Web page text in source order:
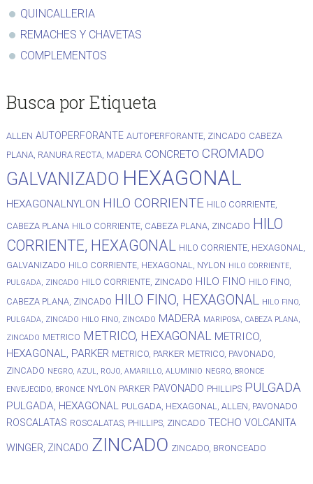
QUINCALLERIA
REMACHES Y CHAVETAS
COMPLEMENTOS
Busca por Etiqueta
ALLEN AUTOPERFORANTE AUTOPERFORANTE, ZINCADO CABEZA
PLANA, RANURA RECTA, MADERA CONCRETO CROMADO
GALVANIZADO HEXAGONAL
HEXAGONALNYLON HILO CORRIENTE HILO CORRIENTE,
CABEZA PLANA HILO CORRIENTE, CABEZA PLANA, ZINCADO HILO
CORRIENTE, HEXAGONAL
HILO CORRIENTE, HEXAGONAL,
GALVANIZADO HILO CORRIENTE, HEXAGONAL, NYLON HILO CORRIENTE,
PULGADA, ZINCADO HILO CORRIENTE, ZINCADO HILO FINO HILO FINO,
CABEZA PLANA, ZINCADO HILO FINO, HEXAGONAL HILO FINO,
PULGADA, ZINCADO HILO FINO, ZINCADO MADERA MARIPOSA, CABEZA PLANA,
ZINCADO METRICO METRICO, HEXAGONAL
METRICO,
HEXAGONAL, PARKER METRICO, PARKER METRICO, PAVONADO,
ZINCADO NEGRO, AZUL, ROJO, AMARILLO, ALUMINIO NEGRO, BRONCE
ENVEJECIDO, BRONCE NYLON PARKER PAVONADO PHILLIPS PULGADA
PULGADA, HEXAGONAL PULGADA, HEXAGONAL, ALLEN, PAVONADO
ROSCALATAS ROSCALATAS, PHILLIPS, ZINCADO TECHO VOLCANITA
WINGER, ZINCADO ZINCADO ZINCADO, BRONCEADO